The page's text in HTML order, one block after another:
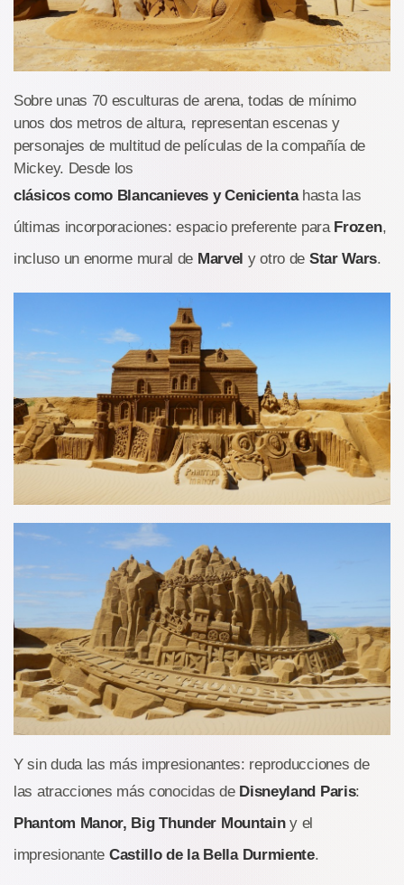
Sobre unas 70 esculturas de arena, todas de mínimo
unos dos metros de altura, representan escenas y
personajes de multitud de películas de la compañía de
Mickey. Desde los
clásicos como Blancanieves y Cenicientahasta las
últimas incorporaciones: espacio preferente para Frozen,
incluso un enorme mural de Marvel y otro de Star Wars.
Y sin duda las más impresionantes: reproducciones de
las atracciones más conocidas de Disneyland Paris:
Phantom Manor, Big Thunder Mountainy el
impresionante Castillo de la Bella Durmiente.